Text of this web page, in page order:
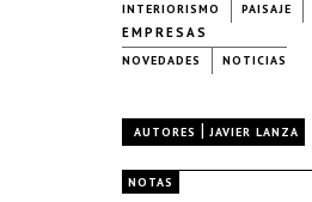
INTERIORISMO PAISAJE
EMPRESAS
NOVEDADES NOTICIAS
AUTORES | JAVIER LANZA
NOTAS